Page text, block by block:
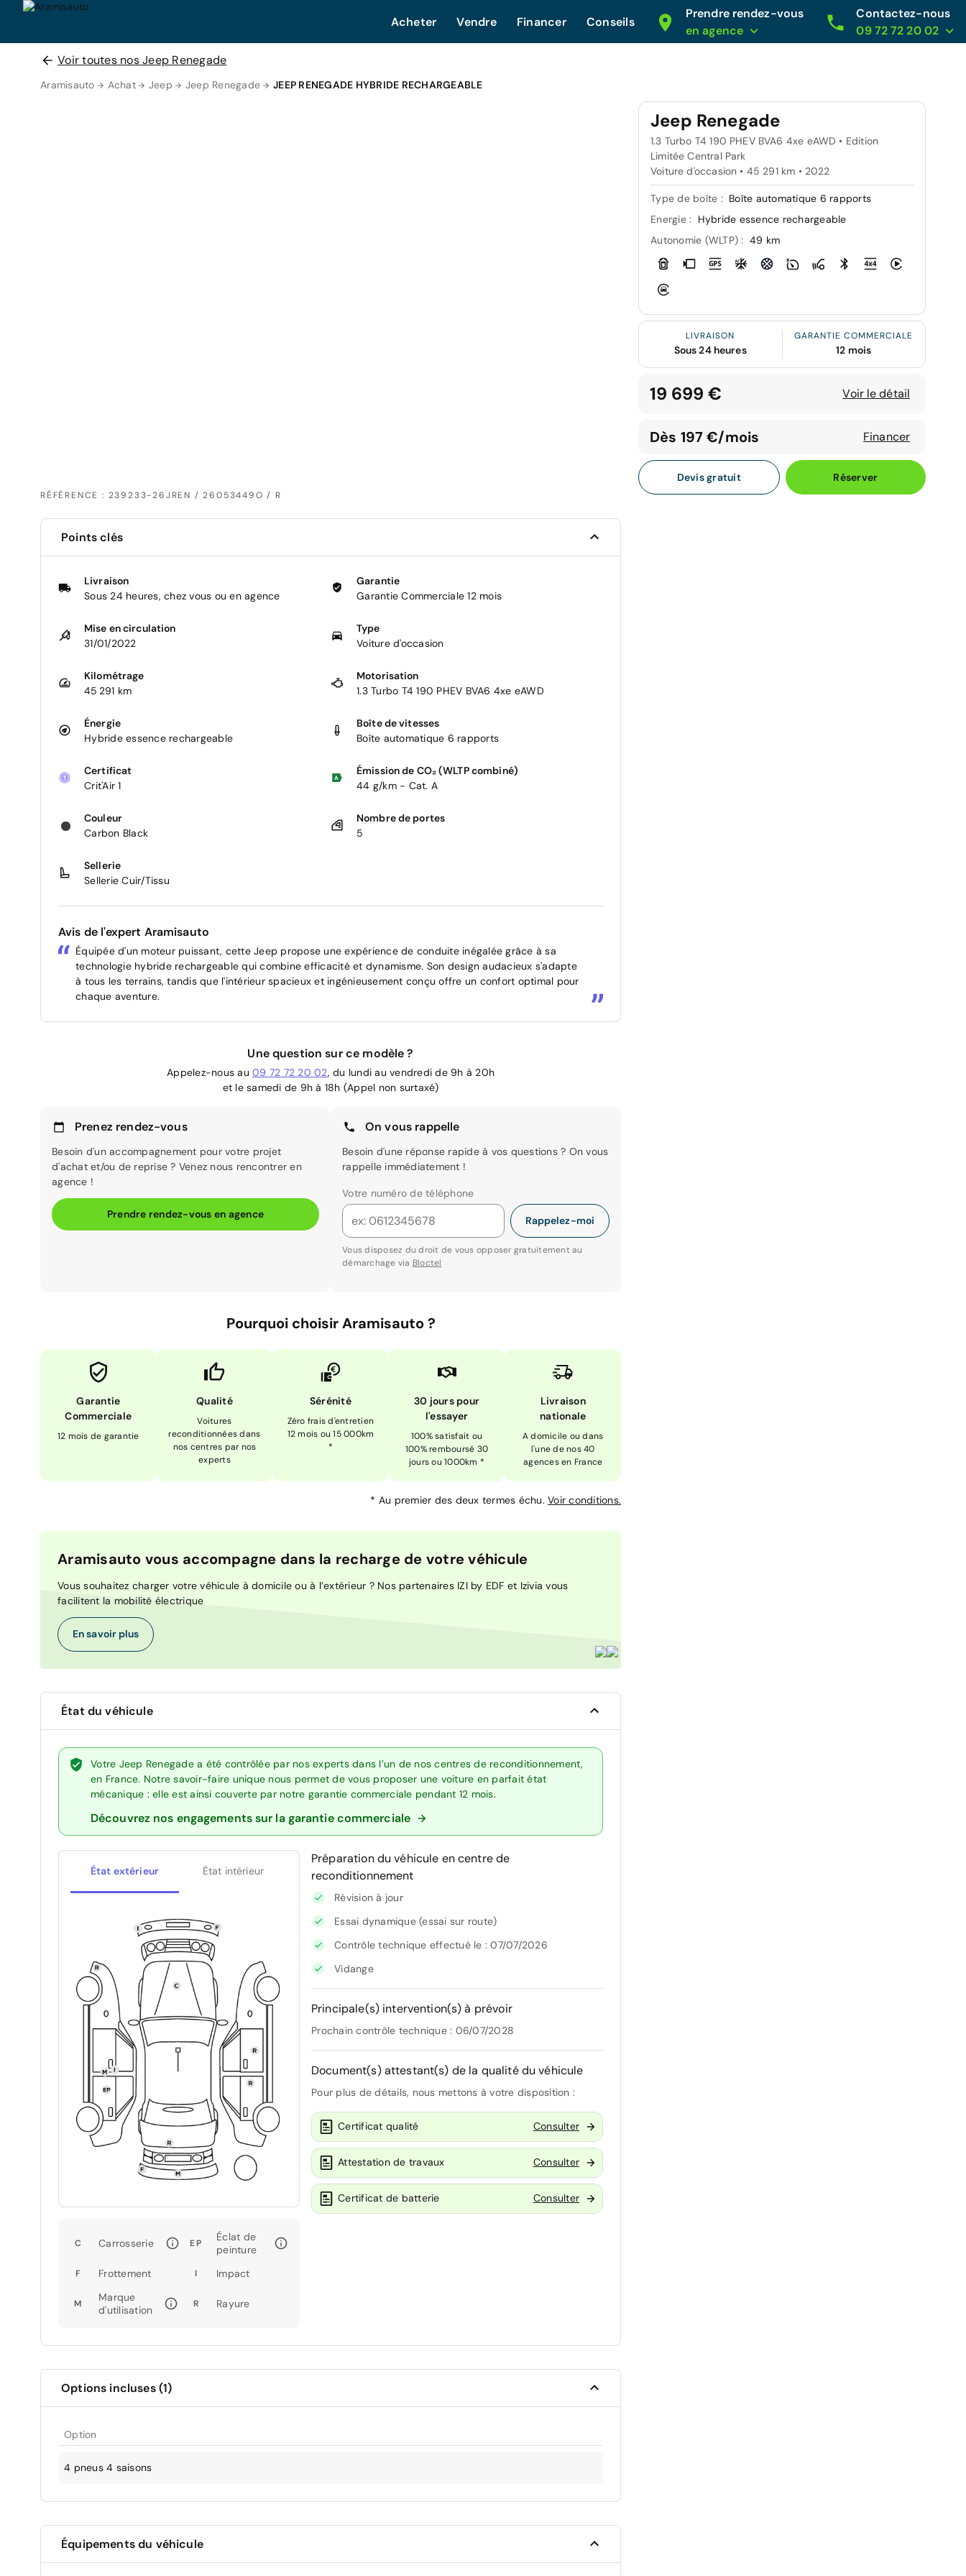
Acheter Vendre Financer Conseils
Prendre rendez-vous
en agence
Contactez-nous
09 72 72 20 02
Voir toutes nos Jeep Renegade
Aramisauto Achat Jeep Jeep Renegade JEEP RENEGADE HYBRIDE RECHARGEABLE
RÉFÉRENCE : 239233-26JREN / 26053449O / R
Jeep Renegade
1.3 Turbo T4 190 PHEV BVA6 4xe eAWD • Edition
Limitée Central Park
Voiture d'occasion • 45 291 km • 2022
Type de boîte : Boîte automatique 6 rapports
Energie :
Hybride essence rechargeable
Autonomie (WLTP) : 49 km
LIVRAISON
Sous 24 heures
GARANTIE COMMERCIALE
12 mois
19 699 € Voir le détail
Dès 197 €/mois Financer
Devis gratuit Réserver
Points clés
Livraison
Sous 24 heures, chez vous ou en agence
Garantie
Garantie Commerciale 12 mois
Mise en circulation
31/01/2022
Type
Voiture d'occasion
Kilométrage
45 291 km
Motorisation
1.3 Turbo T4 190 PHEV BVA6 4xe eAWD
Énergie
Hybride essence rechargeable
Boîte de vitesses
Boîte automatique 6 rapports
Certificat
Crit'Air 1
Émission de CO₂ (WLTP combiné)
44 g/km - Cat. A
Couleur
Carbon Black
Nombre de portes
5
Sellerie
Sellerie Cuir/Tissu
Avis de l'expert Aramisauto
Équipée d'un moteur puissant, cette Jeep propose une expérience de conduite inégalée grâce à sa
technologie hybride rechargeable qui combine efficacité et dynamisme. Son design audacieux s'adapte
à tous les terrains, tandis que l'intérieur spacieux et ingénieusement conçu offre un confort optimal pour
chaque aventure.
Une question sur ce modèle ?
Appelez-nous au 09 72 72 20 02, du lundi au vendredi de 9h à 20h
et le samedi de 9h à 18h (Appel non surtaxé)
Prenez rendez-vous
Besoin d'un accompagnement pour votre projet
d'achat et/ou de reprise ? Venez nous rencontrer en
agence !
Prendre rendez-vous en agence
On vous rappelle
Besoin d'une réponse rapide à vos questions ? On vous
rappelle immédiatement !
Votre numéro de téléphone
Rappelez-moi
Vous disposez du droit de vous opposer gratuitement au
démarchage via Bloctel
Pourquoi choisir Aramisauto ?
Garantie
Commerciale
12 mois de garantie
Qualité
Voitures
reconditionnées dans
nos centres par nos
experts
Sérénité
Zéro frais d'entretien
12 mois ou 15 000km
*
30 jours pour
l'essayer
100% satisfait ou
100% remboursé 30
jours ou 1000km *
Livraison
nationale
A domicile ou dans
l'une de nos 40
agences en France
* Au premier des deux termes échu. Voir conditions.
Aramisauto vous accompagne dans la recharge de votre véhicule
Vous souhaitez charger votre véhicule à domicile ou à l’extérieur ? Nos partenaires IZI by EDF et Izivia vous
facilitent la mobilité électrique
En savoir plus
État du véhicule
Votre Jeep Renegade a été contrôlée par nos experts dans l’un de nos centres de reconditionnement,
en France. Notre savoir-faire unique nous permet de vous proposer une voiture en parfait état
mécanique : elle est ainsi couverte par notre garantie commerciale pendant 12 mois.
Découvrez nos engagements sur la garantie commerciale
État extérieur État intérieur
C Carrosserie EP
Éclat de
peinture
F Frottement I Impact
M
Marque
d'utilisation
R Rayure
Préparation du véhicule en centre de
reconditionnement
Révision à jour
Essai dynamique (essai sur route)
Contrôle technique effectué le : 07/07/2026
Vidange
Principale(s) intervention(s) à prévoir
Prochain contrôle technique : 06/07/2028
Document(s) attestant(s) de la qualité du véhicule
Pour plus de détails, nous mettons à votre disposition :
Certificat qualité Consulter
Attestation de travaux Consulter
Certificat de batterie Consulter
Options incluses (1)
Option
4 pneus 4 saisons
Équipements du véhicule